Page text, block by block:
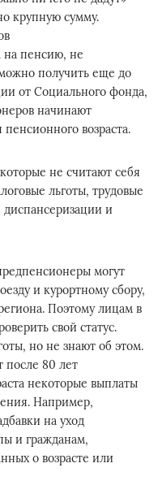
крупную сумму.
на пенсию, не
получить еще до
от Социального фонда,
начинают
возраста.
не считают себя
льготы, трудовые
и
могут
и курортному сбору,
Поэтому лицам в
свой статус.
но не знают об этом.
после 80 лет
некоторые выплаты
Например,
на уход
и гражданам,
о возрасте или